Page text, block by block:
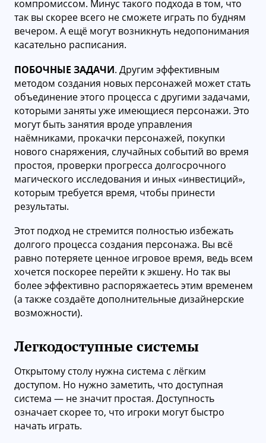
компромиссом. Минус такого подхода в том, что
так вы скорее всего не сможете играть по будням
вечером. А ещё могут возникнуть недопонимания
касательно расписания.
ПОБОЧНЫЕ ЗАДАЧИ. Другим эффективным
методом создания новых персонажей может стать
объединение этого процесса с другими задачами,
которыми заняты уже имеющиеся персонажи. Это
могут быть занятия вроде управления
наёмниками, прокачки персонажей, покупки
нового снаряжения, случайных событий во время
простоя, проверки прогресса долгосрочного
магического исследования и иных «инвестиций»,
которым требуется время, чтобы принести
результаты.
Этот подход не стремится полностью избежать
долгого процесса создания персонажа. Вы всё
равно потеряете ценное игровое время, ведь всем
хочется поскорее перейти к экшену. Но так вы
более эффективно распоряжаетесь этим временем
(а также создаёте дополнительные дизайнерские
возможности).
Легкодоступные системы
Открытому столу нужна система с лёгким
доступом. Но нужно заметить, что доступная
система — не значит простая. Доступность
означает скорее то, что игроки могут быстро
начать играть.